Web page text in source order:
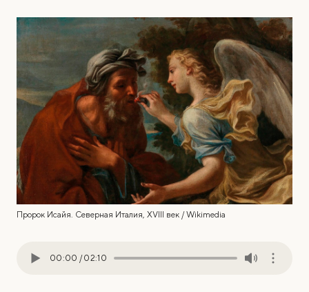
Пророк Исайя. Северная Италия, XVIII век / Wikimedia
00:00 / 02:10